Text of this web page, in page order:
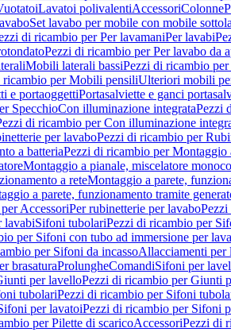
Lavatoi polivalentiAccessoriColonne
Set lavabo per mobile con mobile
di ricambio per Per lavamaniPer lavabi
Pezzi di ricambio per Per lavabo da
Mobili laterali bassiPezzi di ricambio
ricambio per Mobili pensiliUlteriori mobili
e portaoggettiPortasalviette e ganci
SpecchioCon illuminazione integrataPezzi
di ricambio per Con illuminazione
per lavaboPezzi di ricambio per
a batteriaPezzi di ricambio per Montaggio
Montaggio a pianale, miscelatore
a reteMontaggio a parete,
a parete, funzionamento tramite
AccessoriPer rubinetterie per lavaboPezzi
lavabiSifoni tubolariPezzi di ricambio per
per Sifoni con tubo ad immersione per
per Sifoni da incassoAllacciamenti per
brasaturaProlungheComandiSifoni per
per lavelloPezzi di ricambio per Giunti
tubolariPezzi di ricambio per Sifoni
per lavatoiPezzi di ricambio per Sifoni
per Pilette di scaricoAccessoriPezzi di